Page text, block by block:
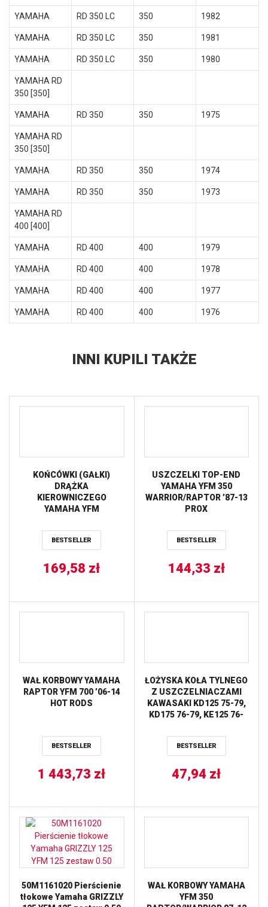
YAMAHA RD 350 LC 350 1982
YAMAHA RD 350 LC 350 1981
YAMAHA RD 350 LC 350 1980
YAMAHA RD
350 [350]
YAMAHA RD 350 350 1975
YAMAHA RD
350 [350]
YAMAHA RD 350 350 1974
YAMAHA RD 350 350 1973
YAMAHA RD
400 [400]
YAMAHA RD 400 400 1979
YAMAHA RD 400 400 1978
YAMAHA RD 400 400 1977
YAMAHA RD 400 400 1976
INNI KUPILI TAKŻE
KOŃCÓWKI (GAŁKI)
DRĄŻKA
KIEROWNICZEGO
YAMAHA YFM
1007) PROX
BESTSELLER
169,58 zł
USZCZELKI TOP-END
YAMAHA YFM 350
WARRIOR/RAPTOR ’87-13
PROX
BESTSELLER
144,33 zł
WAŁ KORBOWY YAMAHA
RAPTOR YFM 700 ’06-14
HOT RODS
BESTSELLER
1 443,73 zł
ŁOŻYSKA KOŁA TYLNEGO
Z USZCZELNIACZAMI
KAWASAKI KD125 75-79,
KD175 76-79, KE125 76-
YZF R15 11-12 ALL BALLS
BESTSELLER
47,94 zł
50M1161020 Pierścienie
tłokowe Yamaha GRIZZLY
WAŁ KORBOWY YAMAHA
YFM 350